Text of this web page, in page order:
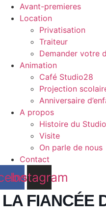
Avant-premieres
Location
Privatisation
Traiteur
Demander votre
Animation
Café Studio28
Projection
Anniversaire
A propos
Histoire du
Visite
On parle de nous
Contact
Instagram
LA FIANCÉE